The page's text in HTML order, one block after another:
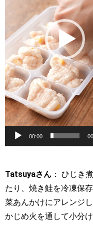
00:00
Tatsuyaさん ： ひじき
たり、焼き鮭を冷凍保
菜あんかけにアレンジ
かじめ火を通して小分